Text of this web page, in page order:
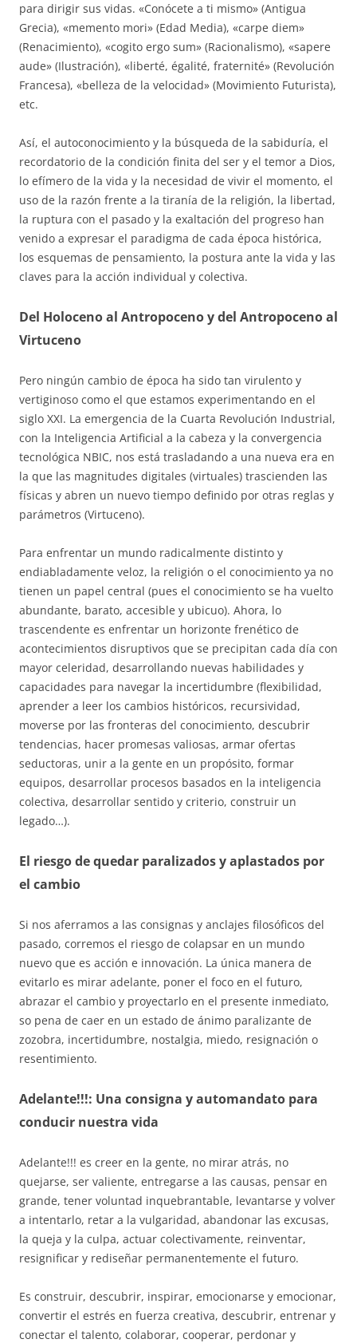
para dirigir sus vidas. «Conócete a ti mismo» (Antigua
Grecia), «memento mori» (Edad Media), «carpe diem»
(Renacimiento), «cogito ergo sum» (Racionalismo), «sapere
aude» (Ilustración), «liberté, égalité, fraternité» (Revolución
Francesa), «belleza de la velocidad» (Movimiento Futurista),
etc.
Así, el autoconocimiento y la búsqueda de la sabiduría, el
recordatorio de la condición finita del ser y el temor a Dios,
lo efímero de la vida y la necesidad de vivir el momento, el
uso de la razón frente a la tiranía de la religión, la libertad,
la ruptura con el pasado y la exaltación del progreso han
venido a expresar el paradigma de cada época histórica,
los esquemas de pensamiento, la postura ante la vida y las
claves para la acción individual y colectiva.
Del Holoceno al Antropoceno y del Antropoceno al
Virtuceno
Pero ningún cambio de época ha sido tan virulento y
vertiginoso como el que estamos experimentando en el
siglo XXI. La emergencia de la Cuarta Revolución Industrial,
con la Inteligencia Artificial a la cabeza y la convergencia
tecnológica NBIC, nos está trasladando a una nueva era en
la que las magnitudes digitales (virtuales) trascienden las
físicas y abren un nuevo tiempo definido por otras reglas y
parámetros (Virtuceno).
Para enfrentar un mundo radicalmente distinto y
endiabladamente veloz, la religión o el conocimiento ya no
tienen un papel central (pues el conocimiento se ha vuelto
abundante, barato, accesible y ubicuo). Ahora, lo
trascendente es enfrentar un horizonte frenético de
acontecimientos disruptivos que se precipitan cada día con
mayor celeridad, desarrollando nuevas habilidades y
capacidades para navegar la incertidumbre (flexibilidad,
aprender a leer los cambios históricos, recursividad,
moverse por las fronteras del conocimiento, descubrir
tendencias, hacer promesas valiosas, armar ofertas
seductoras, unir a la gente en un propósito, formar
equipos, desarrollar procesos basados en la inteligencia
colectiva, desarrollar sentido y criterio, construir un
legado…).
El riesgo de quedar paralizados y aplastados por
el cambio
Si nos aferramos a las consignas y anclajes filosóficos del
pasado, corremos el riesgo de colapsar en un mundo
nuevo que es acción e innovación. La única manera de
evitarlo es mirar adelante, poner el foco en el futuro,
abrazar el cambio y proyectarlo en el presente inmediato,
so pena de caer en un estado de ánimo paralizante de
zozobra, incertidumbre, nostalgia, miedo, resignación o
resentimiento.
Adelante!!!: Una consigna y automandato para
conducir nuestra vida
Adelante!!! es creer en la gente, no mirar atrás, no
quejarse, ser valiente, entregarse a las causas, pensar en
grande, tener voluntad inquebrantable, levantarse y volver
a intentarlo, retar a la vulgaridad, abandonar las excusas,
la queja y la culpa, actuar colectivamente, reinventar,
resignificar y rediseñar permanentemente el futuro.
Es construir, descubrir, inspirar, emocionarse y emocionar,
convertir el estrés en fuerza creativa, descubrir, entrenar y
conectar el talento, colaborar, cooperar, perdonar y